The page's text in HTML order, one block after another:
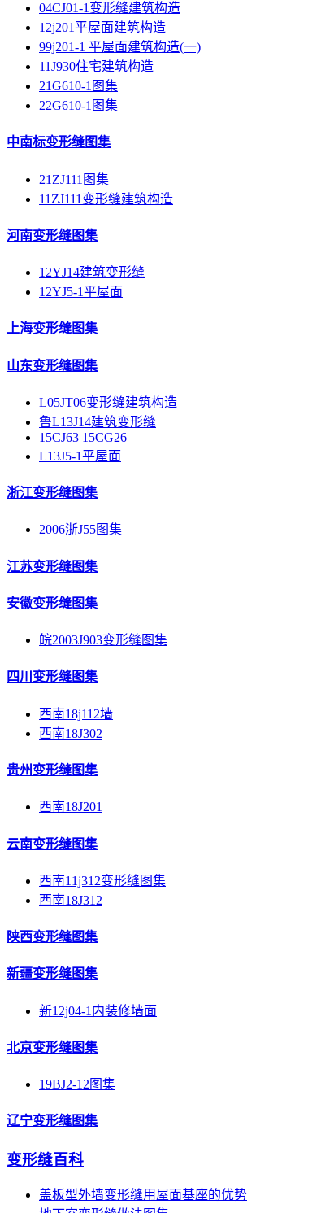
04CJ01-1变形缝建筑构造
12j201平屋面建筑构造
99j201-1 平屋面建筑构造(一)
11J930住宅建筑构造
21G610-1图集
22G610-1图集
中南标变形缝图集
21ZJ111图集
11ZJ111变形缝建筑构造
河南变形缝图集
12YJ14建筑变形缝
12YJ5-1平屋面
上海变形缝图集
山东变形缝图集
L05JT06变形缝建筑构造
鲁L13J14建筑变形缝
15CJ63 15CG26
L13J5-1平屋面
浙江变形缝图集
2006浙J55图集
江苏变形缝图集
安徽变形缝图集
皖2003J903变形缝图集
四川变形缝图集
西南18j112墙
西南18J302
贵州变形缝图集
西南18J201
云南变形缝图集
西南11j312变形缝图集
西南18J312
陕西变形缝图集
新疆变形缝图集
新12j04-1内装修墙面
北京变形缝图集
19BJ2-12图集
辽宁变形缝图集
变形缝百科
盖板型外墙变形缝用屋面基座的优势